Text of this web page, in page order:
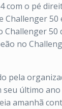
com o pé
50
Challenger 50
no
pela
seu último
amanhã